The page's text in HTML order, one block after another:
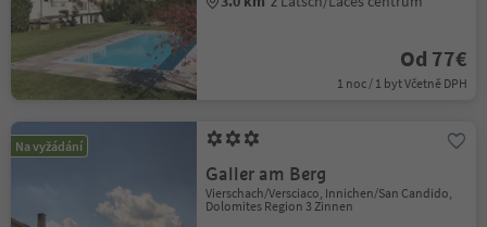
Od 77€
1 noc / 1 byt Včetně DPH
Na vyžádání
Galler am Berg
Vierschach/Versciaco, Innichen/San Candido,
Dolomites Region 3 Zinnen